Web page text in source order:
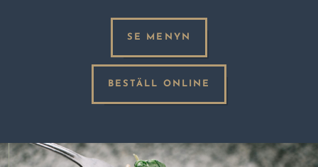
SE MENYN
BESTÄLL ONLINE